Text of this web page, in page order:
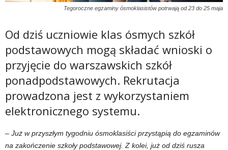
Tegoroczne egzaminy ósmoklasistów potrwają od 23 do 25 maja
Od dziś uczniowie klas ósmych szkół
podstawowych mogą składać wnioski o
przyjęcie do warszawskich szkół
ponadpodstawowych. Rekrutacja
prowadzona jest z wykorzystaniem
elektronicznego systemu.
– Już w przyszłym tygodniu ósmoklasiści przystąpią do egzaminów
na zakończenie szkoły podstawowej. Z kolei, już od dziś rusza